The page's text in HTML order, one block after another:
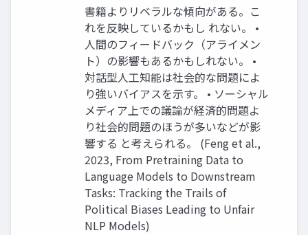
書籍よりリベラルな傾向がある。こ
れを反映しているかもし れない。 •
人間のフィードバック（アライメン
ト）の影響もあるかもしれない。 •
対話型人工知能は社会的な問題によ
り強いバイアスを示す。 • ソーシャル
メディア上での議論が経済的問題よ
り社会的問題のほうが多いなどが影
響する と考えられる。 (Feng et al.,
2023, From Pretraining Data to
Language Models to Downstream
Tasks: Tracking the Trails of
Political Biases Leading to Unfair
NLP Models)